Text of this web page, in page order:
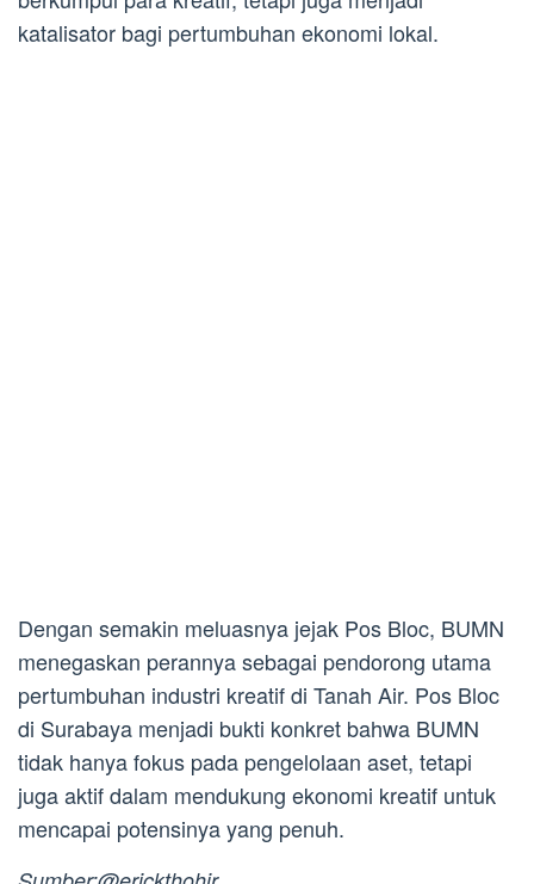
katalisator bagi pertumbuhan ekonomi lokal.
Dengan semakin meluasnya jejak Pos Bloc, BUMN
menegaskan perannya sebagai pendorong utama
pertumbuhan industri kreatif di Tanah Air. Pos Bloc
di Surabaya menjadi bukti konkret bahwa BUMN
tidak hanya fokus pada pengelolaan aset, tetapi
juga aktif dalam mendukung ekonomi kreatif untuk
mencapai potensinya yang penuh.